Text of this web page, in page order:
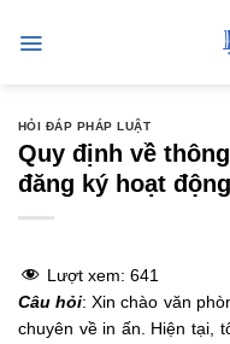
HỎI ĐÁP PHÁP LUẬT
Quy định về
đăng ký hoạt
Lượt xem: 641
Câu hỏi: Xin chào văn
chuyên về in ấn. Hiện tại,